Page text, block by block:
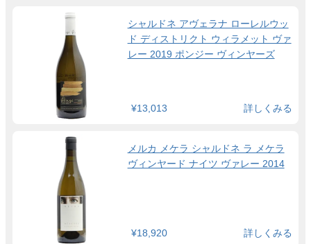
シャルドネ アヴェラナ ローレルウッ
ド ディストリクト ウィラメット ヴァ
レー 2019 ポンジー ヴィンヤーズ
¥13,013 詳しくみる
メルカ メケラ シャルドネ ラ メケラ
ヴィンヤード ナイツ ヴァレー 2014
¥18,920 詳しくみる